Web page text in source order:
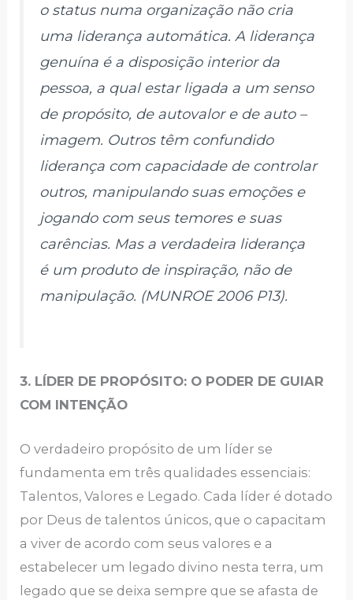
o status numa organização não cria
uma liderança automática. A liderança
genuína é a disposição interior da
pessoa, a qual estar ligada a um senso
de propósito, de autovalor e de auto –
imagem. Outros têm confundido
liderança com capacidade de controlar
outros, manipulando suas emoções e
jogando com seus temores e suas
carências. Mas a verdadeira liderança
é um produto de inspiração, não de
manipulação. (MUNROE 2006 P13).
3. LÍDER DE PROPÓSITO: O PODER DE GUIAR
COM INTENÇÃO
O verdadeiro propósito de um líder se
fundamenta em três qualidades essenciais:
Talentos, Valores e Legado. Cada líder é dotado
por Deus de talentos únicos, que o capacitam
a viver de acordo com seus valores e a
estabelecer um legado divino nesta terra, um
legado que se deixa sempre que se afasta de